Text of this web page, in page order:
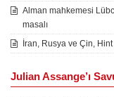
Alman mahkemesi
masalı
İran, Rusya ve Çin,
Julian Assange’ı